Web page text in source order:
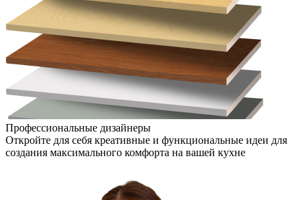
Профессиональные дизайнеры
Откройте для себя креативные и функциональные идеи для
создания максимального комфорта на вашей кухне